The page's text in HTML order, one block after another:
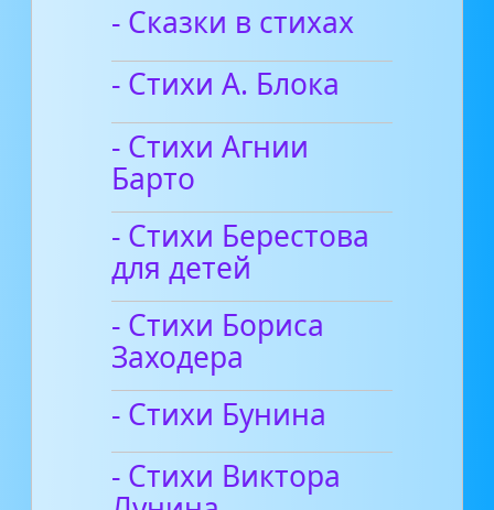
- Сказки в стихах
- Стихи А. Блока
- Стихи Агнии
Барто
- Стихи Берестова
для детей
- Стихи Бориса
Заходера
- Стихи Бунина
- Стихи Виктора